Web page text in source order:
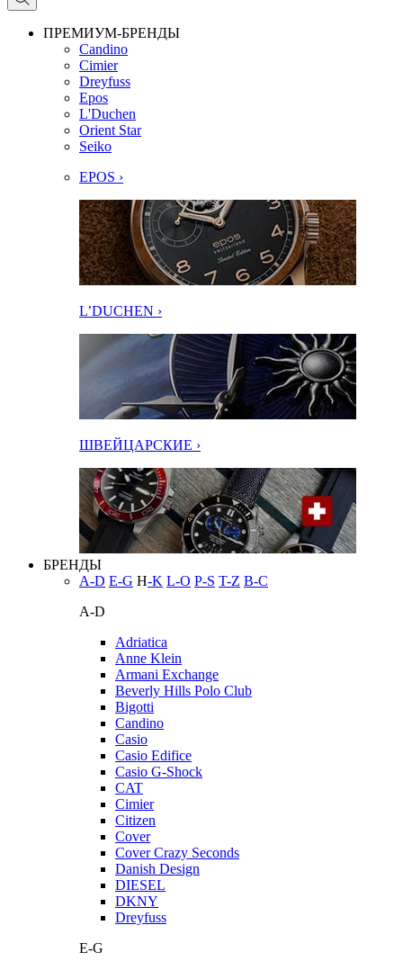
ПРЕМИУМ-БРЕНДЫ
Candino
Cimier
Dreyfuss
Epos
L'Duchen
Orient Star
Seiko
EPOS ›
L’DUCHEN ›
ШВЕЙЦАРСКИЕ ›
БРЕНДЫ
A-D E-G H-K L-O P-S T-Z В-С
A-D
Adriatica
Anne Klein
Armani Exchange
Beverly Hills Polo Club
Bigotti
Candino
Casio
Casio Edifice
Casio G-Shock
CAT
Cimier
Citizen
Cover
Cover Crazy Seconds
Danish Design
DIESEL
DKNY
Dreyfuss
E-G